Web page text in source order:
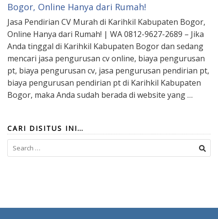
Bogor, Online Hanya dari Rumah!
Jasa Pendirian CV Murah di Karihkil Kabupaten Bogor,
Online Hanya dari Rumah! | WA 0812-9627-2689 – Jika
Anda tinggal di Karihkil Kabupaten Bogor dan sedang
mencari jasa pengurusan cv online, biaya pengurusan
pt, biaya pengurusan cv, jasa pengurusan pendirian pt,
biaya pengurusan pendirian pt di Karihkil Kabupaten
Bogor, maka Anda sudah berada di website yang …
CARI DISITUS INI…
Search
for: